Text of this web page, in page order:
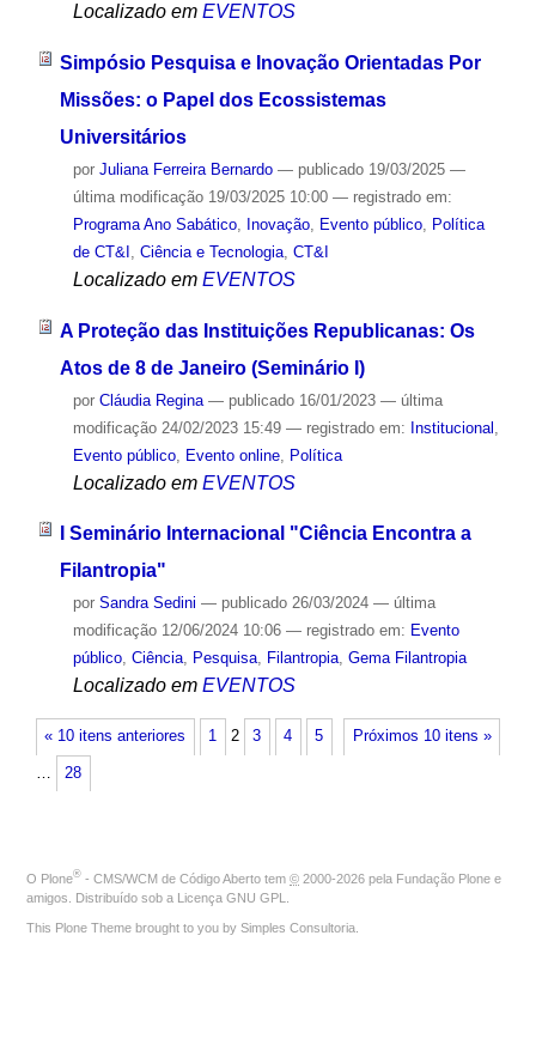
Localizado em EVENTOS
Simpósio Pesquisa e Inovação Orientadas Por
Missões: o Papel dos Ecossistemas
Universitários
por Juliana Ferreira Bernardo — publicado19/03/2025 —
última modificação19/03/2025 10:00 — registrado em:
Programa Ano Sabático, Inovação, Evento público,
Política
de CT&I
Ciência e Tecnologia, CT&I
Localizado em EVENTOS
A Proteção das Instituições Republicanas: Os
Atos de 8 de Janeiro (Seminário I)
por Cláudia Regina — publicado16/01/2023 — última
modificação24/02/2023 15:49 — registrado em: Institucional
Evento público, Evento online, Política
Localizado em EVENTOS
I Seminário Internacional "Ciência Encontra a
Filantropia"
por Sandra Sedini — publicado26/03/2024 — última
modificação12/06/2024 10:06 — registrado em: Evento
público, Ciência, Pesquisa, Filantropia, Gema Filantropia
Localizado em EVENTOS
« 10 itens anteriores Próximos 10 itens »
1 2 3 4 5
… 28
O Plone® - CMS/WCM de Código Aberto tem © 2000-2026 pela Fundação Plone e
amigos. Distribuído sob a Licença GNU GPL
This Plone Theme brought to you by Simples Consultoria